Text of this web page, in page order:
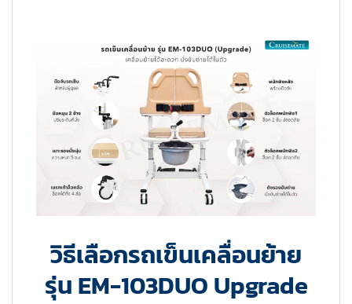
วิธีเลือกรถเข็นเคลื่อนย้าย
รุ่น EM-103DUO Upgrade